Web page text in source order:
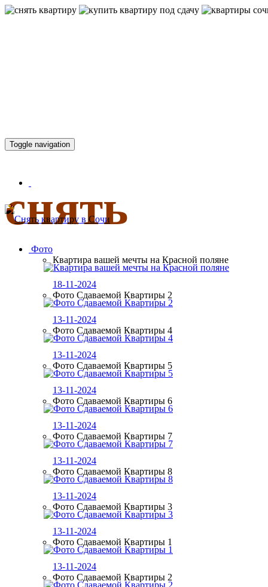
снять
Toggle navigation
Фото
Квартира вашей мечты на Красной поляне
18-11-2024
Фото Сдаваемой Квартиры 2
13-11-2024
Фото Сдаваемой Квартиры 4
13-11-2024
Фото Сдаваемой Квартиры 5
13-11-2024
Фото Сдаваемой Квартиры 6
13-11-2024
Фото Сдаваемой Квартиры 7
13-11-2024
Фото Сдаваемой Квартиры 8
13-11-2024
Фото Сдаваемой Квартиры 3
13-11-2024
Фото Сдаваемой Квартиры 1
13-11-2024
Фото Сдаваемой Квартиры 2